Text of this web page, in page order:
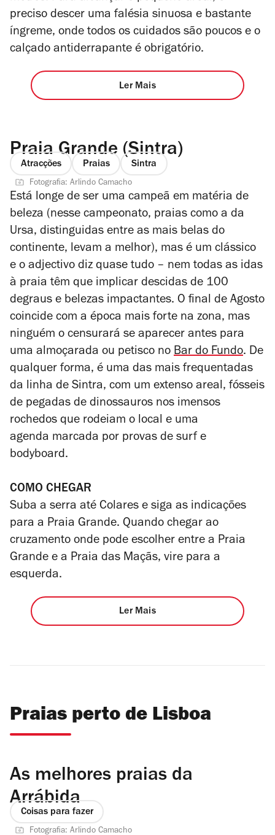
preciso descer uma falésia sinuosa e bastante
íngreme, onde todos os cuidados são poucos e o
calçado antiderrapante é obrigatório.
Ler Mais
Praia Grande (Sintra)
Atracções Praias Sintra
Fotografia: Arlindo Camacho
Está longe de ser uma campeã em matéria de
beleza (nesse campeonato, praias como a da
Ursa, distinguidas entre as mais belas do
continente, levam a melhor), mas é um clássico
e o adjectivo diz quase tudo – nem todas as idas
à praia têm que implicar descidas de 100
degraus e belezas impactantes. O final de Agosto
coincide com a época mais forte na zona, mas
ninguém o censurará se aparecer antes para
uma almoçarada ou petisco no Bar do Fundo. De
qualquer forma, é uma das mais frequentadas
da linha de Sintra, com um extenso areal, fósseis
de pegadas de dinossauros nos imensos
rochedos que rodeiam o local e uma
agenda marcada por provas de surf e
bodyboard.
COMO CHEGAR
Suba a serra até Colares e siga as indicações
para a Praia Grande. Quando chegar ao
cruzamento onde pode escolher entre a Praia
Grande e a Praia das Maçãs, vire para a
esquerda.
Ler Mais
Praias perto de Lisboa
As melhores praias da
Arrábida
Coisas para fazer
Fotografia: Arlindo Camacho